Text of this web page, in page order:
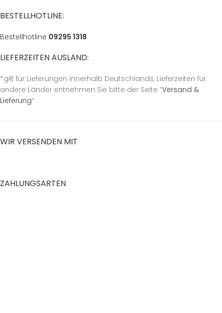
BESTELLHOTLINE:
Bestellhotline 09295 1318
LIEFERZEITEN AUSLAND:
*gilt für Lieferungen innerhalb Deutschlands, Lieferzeiten für
andere Länder entnehmen Sie bitte der Seite “Versand &
Lieferung“
WIR VERSENDEN MIT
ZAHLUNGSARTEN